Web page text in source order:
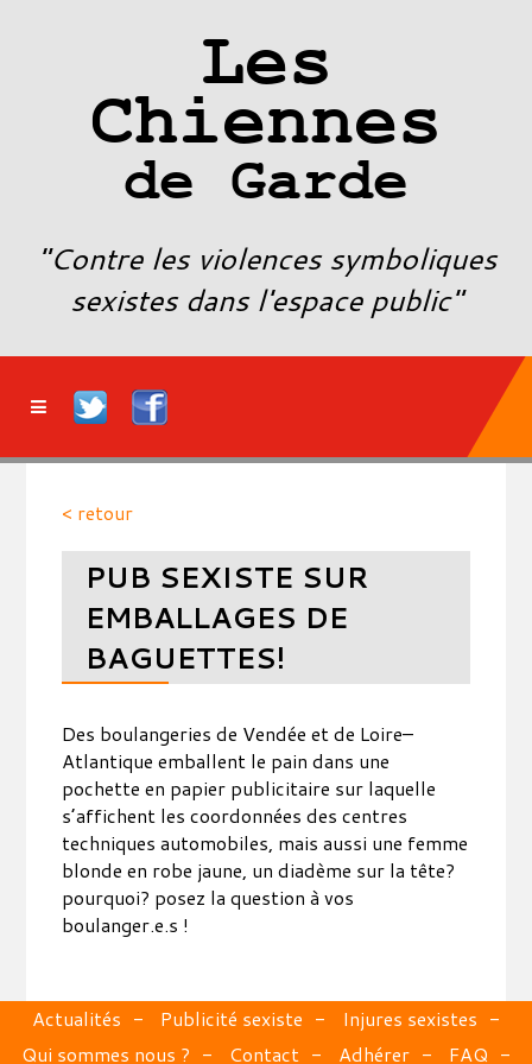
Les
Chiennes
de Garde
"Contre les violences symboliques
sexistes dans l'espace public"
< retour
PUB SEXISTE SUR
EMBALLAGES DE
BAGUETTES!
Des boulangeries de Vendée et de Loire–
Atlantique emballent le pain dans une
pochette en papier publicitaire sur laquelle
s’affichent les coordonnées des centres
techniques automobiles, mais aussi une femme
blonde en robe jaune, un diadème sur la tête?
pourquoi? posez la question à vos
boulanger.e.s !
Actualités Publicité sexiste
Injures sexistes
Qui sommes nous ?
Contact Adhérer FAQ